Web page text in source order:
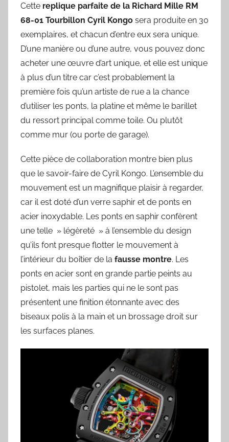
Cette replique parfaite de la Richard Mille RM
68-01 Tourbillon Cyril Kongo sera produite en 30
exemplaires, et chacun d’entre eux sera unique.
D’une manière ou d’une autre, vous pouvez donc
acheter une œuvre d’art unique, et elle est unique
à plus d’un titre car c’est probablement la
première fois qu’un artiste de rue a la chance
d’utiliser les ponts, la platine et même le barillet
du ressort principal comme toile. Ou plutôt
comme mur (ou porte de garage).
Cette pièce de collaboration montre bien plus
que le savoir-faire de Cyril Kongo. L’ensemble du
mouvement est un magnifique plaisir à regarder,
car il est doté d’un verre saphir et de ponts en
acier inoxydable. Les ponts en saphir confèrent
une telle » légèreté » à l’ensemble du design
qu’ils font presque flotter le mouvement à
l’intérieur du boîtier de la fausse montre. Les
ponts en acier sont en grande partie peints au
pistolet, mais les parties qui ne le sont pas
présentent une finition étonnante avec des
biseaux polis à la main et un brossage droit sur
les surfaces planes.